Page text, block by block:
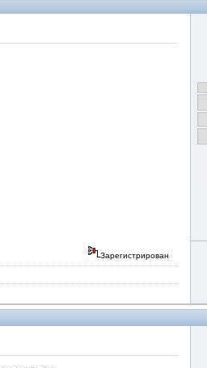
Зарегистрирован